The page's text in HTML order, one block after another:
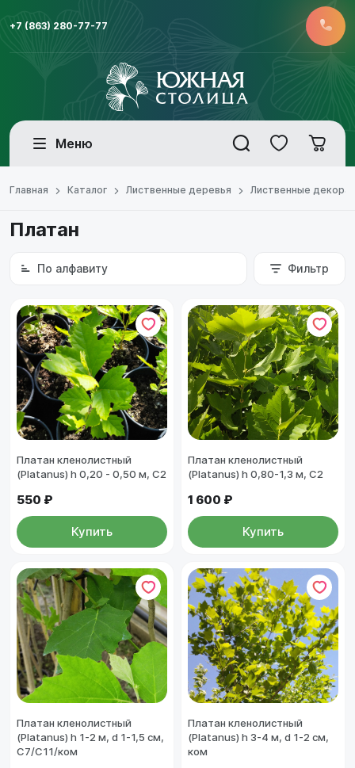
+7 (863) 280-77-77
Меню
Главная Каталог Лиственные деревья Лиственные
Платан
По алфавиту Фильтр
Платан кленолистный
(Platanus) h 0,20 - 0,50 м, С2
550 ₽
Купить
Платан кленолистный
(Platanus) h 0,80-1,3 м, С2
1 600 ₽
Купить
Платан кленолистный
(Platanus) h 1-2 м, d 1-1,5 см,
С7/С11/ком
Платан кленолистный
(Platanus) h 3-4 м, d 1-2 см,
ком